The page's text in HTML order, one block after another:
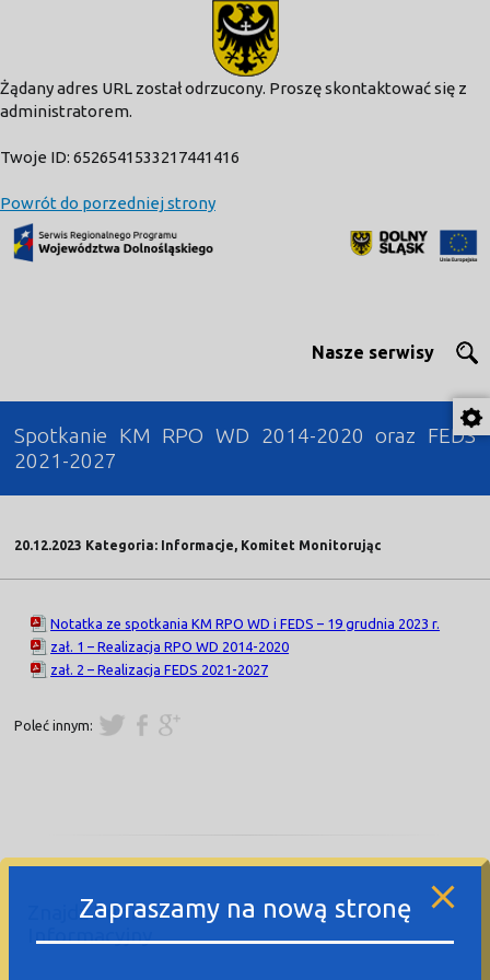
Żądany adres URL został odrzucony. Proszę skontaktować się z
administratorem.
Twoje ID: 6526541533217441416
Powrót do porzedniej strony
Nasze serwisy
Spotkanie KM RPO WD 2014-2020 oraz FEDS
2021-2027
20.12.2023 Kategoria: Informacje, Komitet Monitorując
Notatka ze spotkania KM RPO WD i FEDS – 19 grudnia 2023 r.
zał. 1 – Realizacja RPO WD 2014-2020
zał. 2 – Realizacja FEDS 2021-2027
Poleć innym:
Znajdź Punkt
Informacyjny
modal-check
Zapraszamy na nową stronę